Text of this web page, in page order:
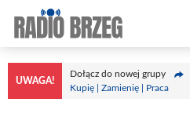
treści
UWAGA!
Dołącz do nowej grupy
Kupię | Zamienię | Praca